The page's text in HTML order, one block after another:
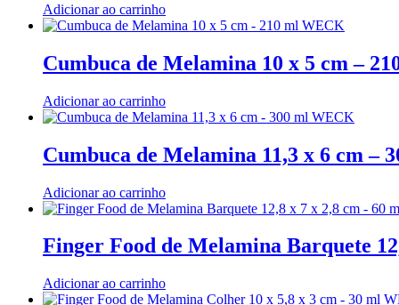
Adicionar ao carrinho
Cumbuca de Melamina 10 x 5 cm –
Adicionar ao carrinho
Cumbuca de Melamina 11,3 x 6 cm –
Adicionar ao carrinho
Finger Food de Melamina Barquete
Adicionar ao carrinho